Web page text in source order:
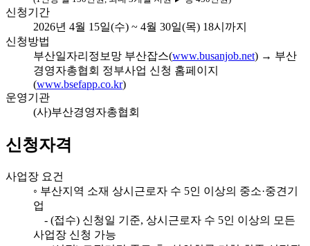
신청기간
2026년 4월 15일(수) ~ 4월 30일(목) 18시까지
신청방법
부산일자리정보망 부산잡스(www.busanjob.net) → 부산
경영자총협회 정부사업 신청 홈페이지
(www.bsefapp.co.kr)
운영기관
(사)부산경영자총협회
신청자격
사업장 요건
◦ 부산지역 소재 상시근로자 수 5인 이상의 중소·중견기
업
- (접수) 신청일 기준, 상시근로자 수 5인 이상의 모든
사업장 신청 가능